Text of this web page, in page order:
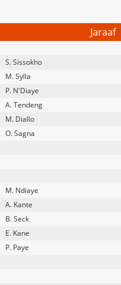
Jaraaf
S. Sissokho
M. Sylla
P. N'Diaye
A. Tendeng
M. Diallo
O. Sagna
M. Ndiaye
A. Kante
B. Seck
E. Kane
P. Paye